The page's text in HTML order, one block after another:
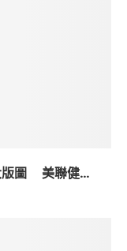
版圖 美聯健...